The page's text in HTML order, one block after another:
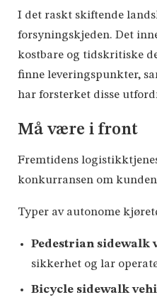
I det raskt skiftende
forsyningskjeden. Det
kostbare og tidskritiske
finne leveringspunkter,
har forsterket disse
Må være i front
Fremtidens
konkurransen om
Typer av autonome
Pedestrian sidewalk
sikkerhet og lar
Bicycle sidewalk